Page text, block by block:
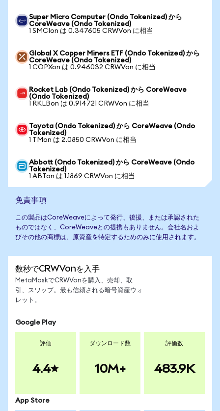
Super Micro Computer (Ondo Tokenized) から
CoreWeave (Ondo Tokenized)
1 SMCIon は 0.347605 CRWVon に相当
Global X Copper Miners ETF (Ondo Tokenized) から
CoreWeave (Ondo Tokenized)
1 COPXon は 0.946032 CRWVon に相当
Rocket Lab (Ondo Tokenized) から CoreWeave
(Ondo Tokenized)
1 RKLBon は 0.914721 CRWVon に相当
Toyota (Ondo Tokenized) から CoreWeave (Ondo
Tokenized)
1 TMon は 2.0850 CRWVon に相当
Abbott (Ondo Tokenized) から CoreWeave (Ondo
Tokenized)
1 ABTon は 1.1869 CRWVon に相当
免責事項
この製品はCoreWeaveによって発行、後援、または承認された
ものではなく、CoreWeaveとの提携もありません。会社名およ
びその他の商標は、原資産を特定するためのみに使用されます。
数秒でCRWVonを入手
MetaMaskでCRWVonを購入、売却、取
引、スワップ。最も信頼される暗号資産ウォ
レット。
Google Play
評価
4.4
ダウンロード数
10M+
評価数
483.9K
App Store